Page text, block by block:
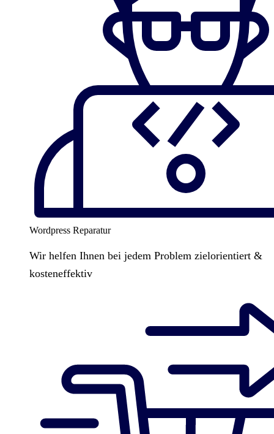
Wordpress Reparatur
Wir helfen Ihnen bei jedem Problem zielorientiert &
kosteneffektiv